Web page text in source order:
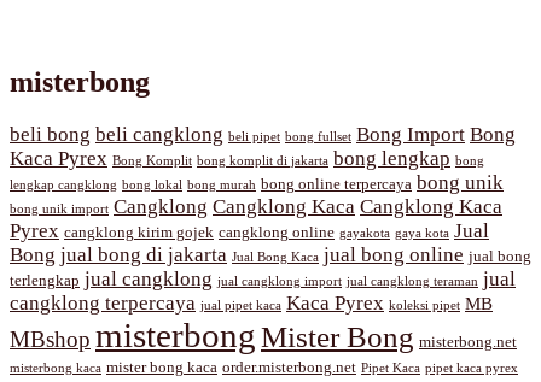
misterbong
beli bong beli cangklong beli pipet bong fullset Bong Import Bong
Kaca Pyrex Bong Komplit bong komplit di jakarta bong lengkap bong
lengkap cangklong bong lokal bong murah bong online terpercaya bong unik
bong unik import Cangklong Cangklong Kaca Cangklong Kaca
Pyrex cangklong kirim gojek cangklong online gayakota gaya kota Jual
Bong jual bong di jakarta Jual Bong Kaca jual bong online jual bong
terlengkap jual cangklong jual cangklong import jual cangklong teraman jual
cangklong terpercaya jual pipet kaca Kaca Pyrex koleksi pipet MB
MBshop misterbongMister Bong misterbong.net
misterbong kaca mister bong kaca order.misterbong.net Pipet Kaca pipet kaca pyrex